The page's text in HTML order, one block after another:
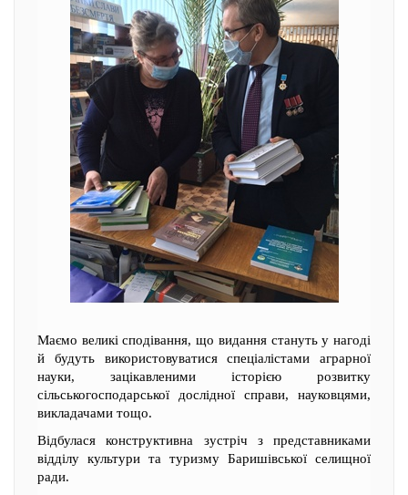
Маємо великі сподівання, що видання стануть у нагоді
й будуть використовуватися спеціалістами аграрної
науки, зацікавленими історією розвитку
сільськогосподарської дослідної справи, науковцями,
викладачами тощо.
Відбулася конструктивна зустріч з представниками
відділу культури та туризму Баришівської селищної
ради.